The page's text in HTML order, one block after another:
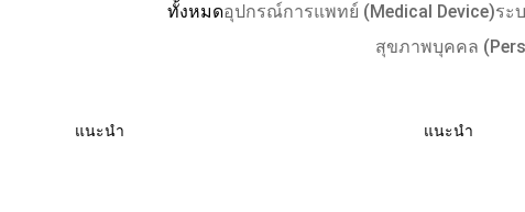
ทั้งหมดอุปกรณ์การแพทย์ (Medical Device)ระ
สุขภาพบุคคล
แนะนำ แนะนำ